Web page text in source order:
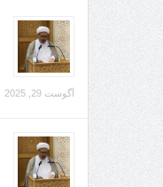
آگوست 29, 2025